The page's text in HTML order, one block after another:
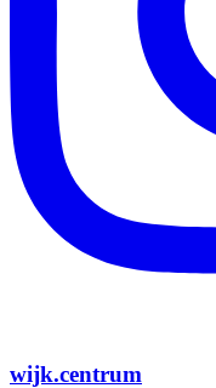
wijk.centrum